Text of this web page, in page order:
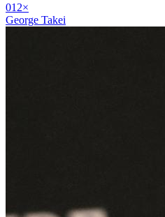
01 2×
George Takei